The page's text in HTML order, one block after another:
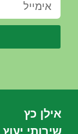
אילן כץ
שירותי